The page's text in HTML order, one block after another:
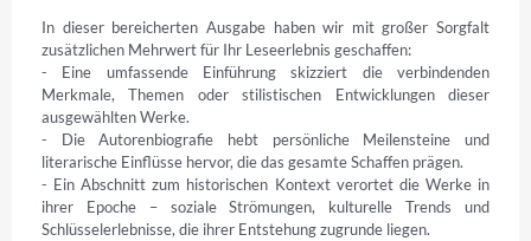
In dieser bereicherten Ausgabe haben wir mit großer Sorgfalt
zusätzlichen Mehrwert für Ihr Leseerlebnis geschaffen:
- Eine umfassende Einführung skizziert die verbindenden
Merkmale, Themen oder stilistischen Entwicklungen dieser
ausgewählten Werke.
- Die Autorenbiografie hebt persönliche Meilensteine und
literarische Einflüsse hervor, die das gesamte Schaffen prägen.
- Ein Abschnitt zum historischen Kontext verortet die Werke in
ihrer Epoche – soziale Strömungen, kulturelle Trends und
Schlüsselerlebnisse, die ihrer Entstehung zugrunde liegen.